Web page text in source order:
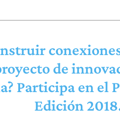
de
Participa en el
Edición